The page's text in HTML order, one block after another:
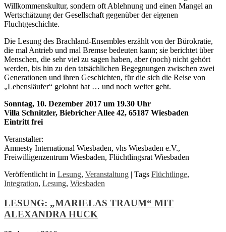
Willkommenskultur, sondern oft Ablehnung und einen Mangel an
Wertschätzung der Gesellschaft gegenüber der eigenen
Fluchtgeschichte.
Die Lesung des Brachland-Ensembles erzählt von der Bürokratie,
die mal Antrieb und mal Bremse bedeuten kann; sie berichtet über
Menschen, die sehr viel zu sagen haben, aber (noch) nicht gehört
werden, bis hin zu den tatsächlichen Begegnungen zwischen zwei
Generationen und ihren Geschichten, für die sich die Reise von
„Lebensläufer“ gelohnt hat … und noch weiter geht.
Sonntag, 10. Dezember 2017 um 19.30 Uhr
Villa Schnitzler, Biebricher Allee 42, 65187 Wiesbaden
Eintritt frei
Veranstalter:
Amnesty International Wiesbaden, vhs Wiesbaden e.V.,
Freiwilligenzentrum Wiesbaden, Flüchtlingsrat Wiesbaden
Veröffentlicht in Lesung, Veranstaltung | Tags Flüchtlinge,
Integration, Lesung, Wiesbaden
LESUNG: „MARIELAS TRAUM“ MIT
ALEXANDRA HUCK